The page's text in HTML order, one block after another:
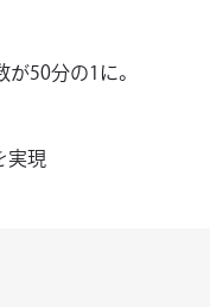
50分の1に。
実現